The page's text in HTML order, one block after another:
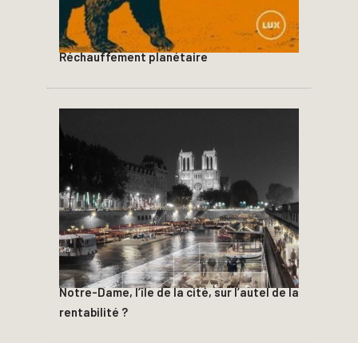
Réchauffement planétaire
Notre-Dame, l’île de la cité, sur l’autel de la
rentabilité ?